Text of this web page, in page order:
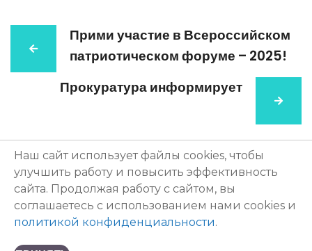
Прими участие в Всероссийском
патриотическом форуме – 2025!
Прокуратура информирует
МБОУ "Школа №173 с углубленным изучением отдельных
предметов имени героя Советского Союза Д.А.Аристархова"
603146, Нижний Новгород ул. Бекетова, д. 29а +7 (831) 412-09-80,
Наш сайт использует файлы cookies, чтобы
улучшить работу и повысить эффективность
сайта. Продолжая работу с сайтом, вы
соглашаетесь с использованием нами cookies и
политикой конфиденциальности.